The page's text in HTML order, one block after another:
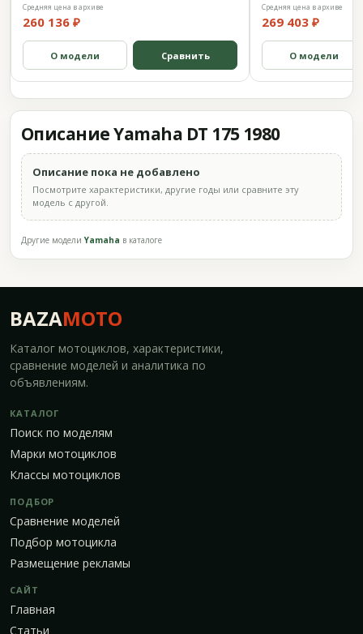
Средняя цена в архиве
260 136 ₽
О модели Сравнить
Средняя цена в архиве
269 403 ₽
О модели
Описание Yamaha DT 175 1980
Описание пока не добавлено
Посмотрите характеристики, другие годы или сравните эту
модель с другой.
Другие моделиYamaha в каталоге
BAZAMOTO
Каталог мотоциклов, характеристики,
сравнение моделей и аналитика по
объявлениям.
КАТАЛОГ
Поиск по моделям
Марки мотоциклов
Классы мотоциклов
ПОДБОР
Сравнение моделей
Подбор мотоцикла
Размещение рекламы
САЙТ
Главная
Статьи